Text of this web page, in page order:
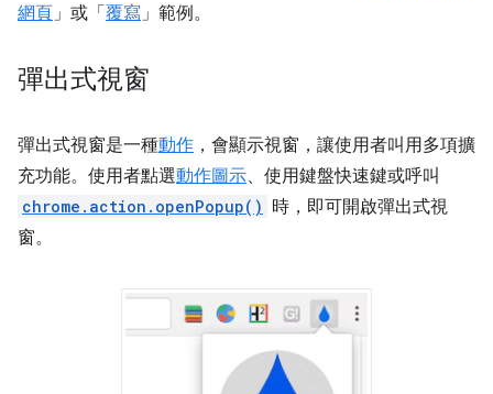
網頁」或「 覆寫」範例。
彈出式視窗
彈出式視窗是一種動作 ，會顯示視窗，讓使用者叫用多項擴
充功能。使用者點選動作圖示、使用鍵盤快速鍵或呼叫
chrome.action.openPopup() 時，即可開啟彈出式視
窗。